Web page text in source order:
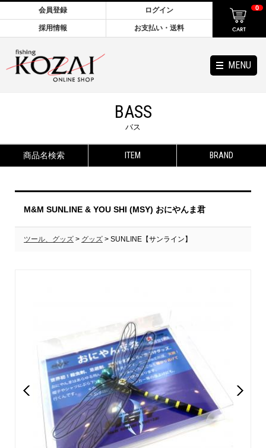
MENU
会員登録 ログイン
採用情報 お支払い・送料
0
BASS
バス
商品名検索 ITEM BRAND
M&M SUNLINE & YOU SHI (MSY) おにやんま君
ツール、グッズ > グッズ > SUNLINE【サンライン】